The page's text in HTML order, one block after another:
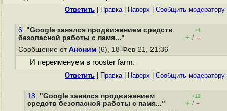
Ответить Правка| Наверх Cообщить модератору
6. "Google занялся продвижением средств
безопасной работы с памя..."
+4
+ / –
Сообщение от Аноним (6), 18-Фев-21, 21:36
И переименуем в rooster farm.
Ответить Правка| Наверх Cообщить модератору
18. "Google занялся продвижением
средств безопасной работы с памя..."
+12
+ / –